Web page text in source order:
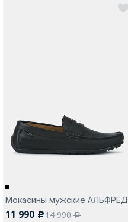
Мокасины мужские АЛЬФРЕД
11 990 c14 990a